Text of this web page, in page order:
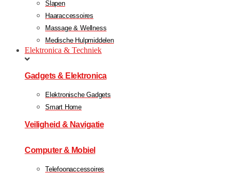
Slapen
Haaraccessoires
Massage & Wellness
Medische Hulpmiddelen
Elektronica & Techniek
Gadgets & Elektronica
Elektronische Gadgets
Smart Home
Veiligheid & Navigatie
Computer & Mobiel
Telefoonaccessoires